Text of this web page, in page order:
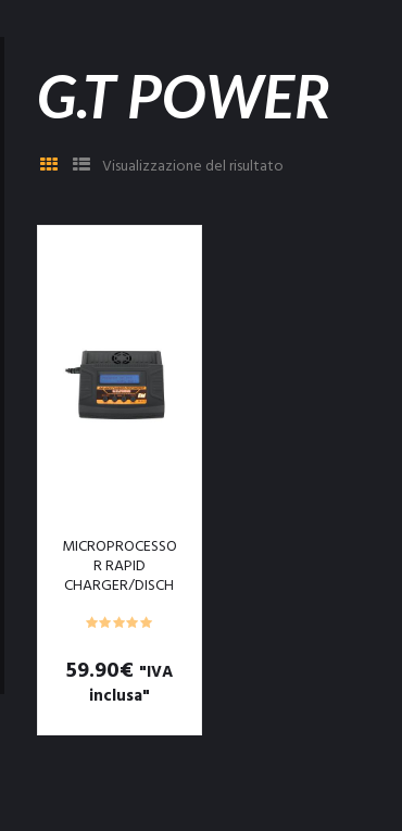
G.T POWER
Visualizzazione del risultato
MICROPROCESSO
R RAPID
CHARGER/DISCH
LIPO/LIFE/NIMH/
59.90€ "IVA
inclusa"